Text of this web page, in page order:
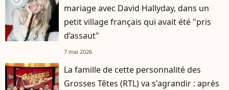
mariage avec David Hallyday, dans un
petit village français qui avait été "pris
d’assaut"
7 mai 2026
La famille de cette personnalité des
Grosses Têtes (RTL) va s'agrandir : après